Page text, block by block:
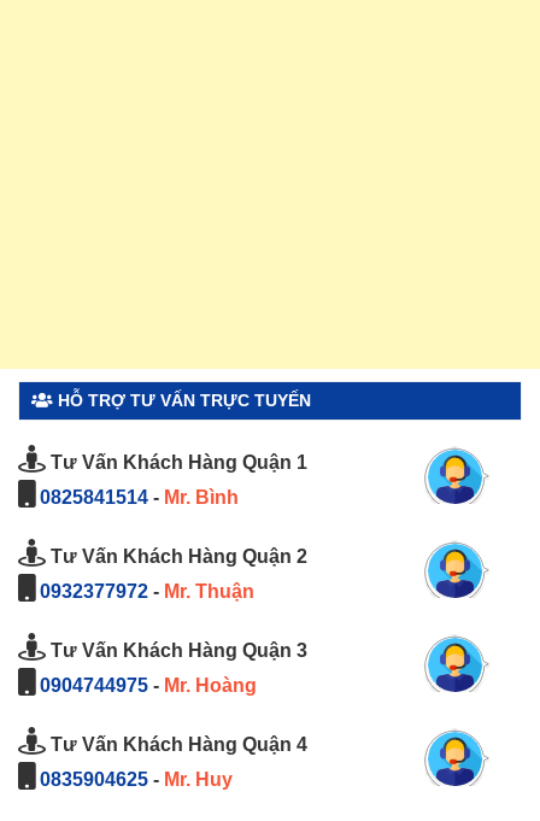
HỖ TRỢ TƯ VẤN TRỰC TUYẾN
Tư Vấn Khách Hàng Quận 1
0825841514 - Mr. Bình
Tư Vấn Khách Hàng Quận 2
0932377972 - Mr. Thuận
Tư Vấn Khách Hàng Quận 3
0904744975 - Mr. Hoàng
Tư Vấn Khách Hàng Quận 4
0835904625 - Mr. Huy